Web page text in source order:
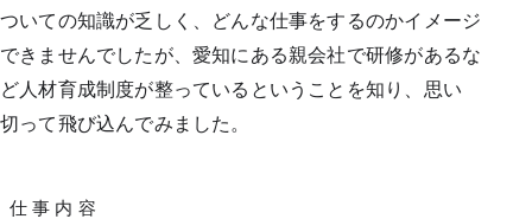
ついての知識が乏しく、どんな仕事をするのかイメージ
できませんでしたが、愛知にある親会社で研修があるな
ど人材育成制度が整っているということを知り、思い
切って飛び込んでみました。
仕 事 内 容